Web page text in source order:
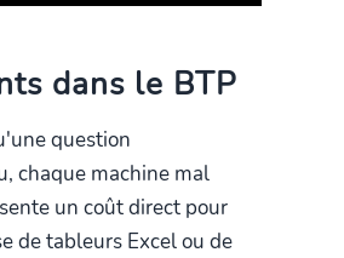
dans le BTP
question
chaque machine mal
un coût direct pour
de tableurs Excel ou de